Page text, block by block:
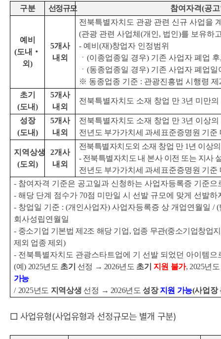
구분 선정규모 참여자격(공
예비
(도내 ‧
외 )
5개사
내외
전북특별자치도 관광 관련 신규 사업을
(관광 관련 사업체 (개인 , 법인)를 보유하
- 예비 (재)창업자 인정범위
ㆍ (이종업종일 경우) 기존 사업자 폐업 후
ㆍ (동종업종일 경우) 기존 사업자 폐업
※ 동종업종 기준 : 관광진흥법 시행령 제
초기
(도내)
5개사
내외
전북특별자치도 소재 창업 만 3년 미만의
성장
(도내)
5개사
내외
전북특별자치도 소재 창업 만 3년 이상의
전년도 부가가치세 과세표준증명원 기
지역상생
(도외 )
2개사
내외
전북특별자치도외 소재 창업 만 1 년 이상
- 전북특별자치도 내 본사 이전 또는 지사
전년도 부가가치세 과세표준증명원 기
- 참여자격 기준은 공고일과 신청하는 사업자등록증 기준으
- 해당 단계 점수가 70점 미만일 시 선발 규모에 맞게 선발하
- 창업일 기준 : (개인사업자) 사업자등록증 상 개업연월일 / (
회사성립연월일
- 중소기업 기본법 제 2조 해당 기업, 업종 무관(중소기업창업
제외 업종 제외 )
- 전북특별자치도 관광스타트업에 기 선발 되었던 아이템으
(예) 2025년도 초기 선정 → 2026년도 초기 지원 불가, 2025년
가능
/ 2025년도 지역상생 선정 → 2026년도 성장 지원 가능(사업장
□ 사업유형(사업유형과 선정규모는 별개 구분)